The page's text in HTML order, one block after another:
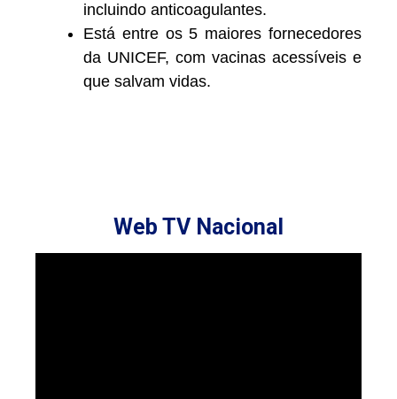
incluindo anticoagulantes.
Está entre os 5 maiores fornecedores
da UNICEF, com vacinas acessíveis e
que salvam vidas.
Web TV Nacional